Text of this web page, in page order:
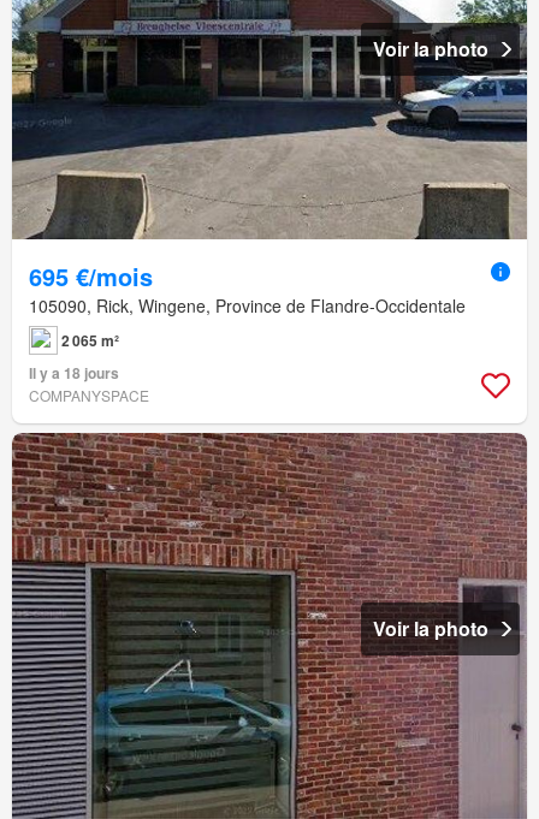
Voir la photo
695 €/mois
105090, Rick, Wingene, Province de Flandre-Occidentale
2 065 m²
Il y a 18 jours
COMPANYSPACE
Voir la photo